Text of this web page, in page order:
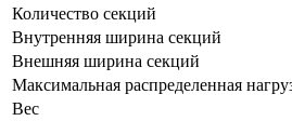
Количество секций
Внутренняя ширина секций
Внешняя ширина секций
Максимальная распределенная
Вес